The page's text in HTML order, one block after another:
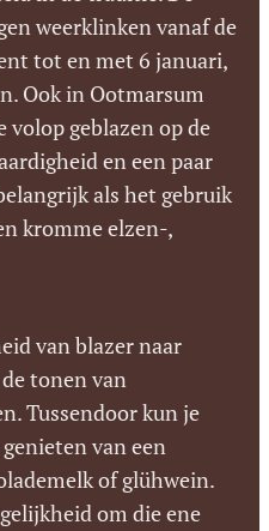
weerklinken vanaf de
tot en met 6 januari,
Ook in Ootmarsum
geblazen op de
en een paar
als het gebruik
kromme elzen-,
van blazer naar
tonen van
Tussendoor kun je
van een
of glühwein.
om die ene